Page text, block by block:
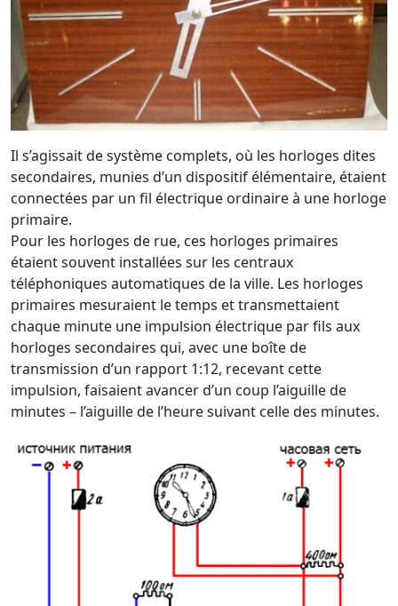
Il s’agissait de système complets, où les horloges dites
secondaires, munies d’un dispositif élémentaire, étaient
connectées par un fil électrique ordinaire à une horloge
primaire.
Pour les horloges de rue, ces horloges primaires
étaient souvent installées sur les centraux
téléphoniques automatiques de la ville. Les horloges
primaires mesuraient le temps et transmettaient
chaque minute une impulsion électrique par fils aux
horloges secondaires qui, avec une boîte de
transmission d’un rapport 1:12, recevant cette
impulsion, faisaient avancer d’un coup l’aiguille de
minutes – l’aiguille de l’heure suivant celle des minutes.